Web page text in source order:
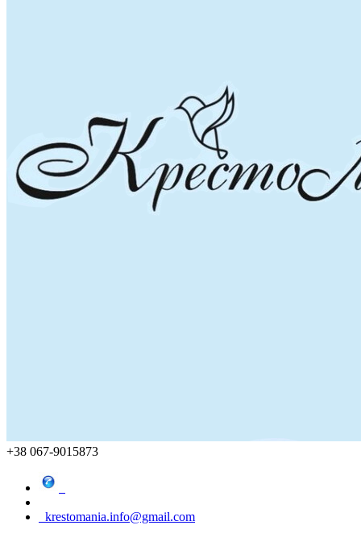
+38 067-9015873
krestomania.info@gmail.com